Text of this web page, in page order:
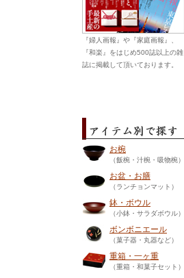
『婦人画報』や『家庭画報』、
『和楽』をはじめ500誌以上の雑
誌に掲載して頂いております。
お椀
（飯椀・汁椀・吸物椀）
お盆・お膳
（ランチョンマット）
鉢・ボウル
（小鉢・サラダボウル）
ボンボニエール
（菓子器・丸器など）
重箱・一ヶ重
（重箱・和菓子セット）